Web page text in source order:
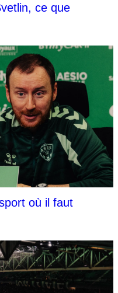
ce que
où il faut